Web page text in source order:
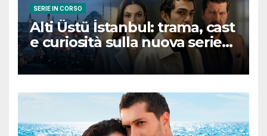
SERIE IN CORSO
Alti Üstü İstanbul: trama, cast
e curiosità sulla nuova serie
turca ambientata a Ziyanker